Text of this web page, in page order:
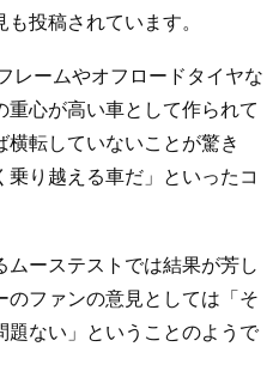
投稿されています。
レームやオフロードタイヤな
重心が高い車として作られて
転していないことが驚き
り越える車だ」といったコ
ーステストでは結果が芳し
のファンの意見としては「そ
題ない」ということのようで